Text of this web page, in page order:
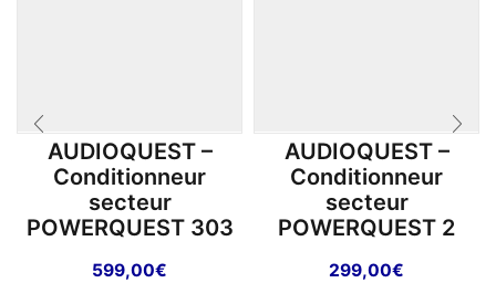
AUDIOQUEST –
Conditionneur
secteur
POWERQUEST 303
599,00€
AUDIOQUEST –
Conditionneur
secteur
POWERQUEST 2
299,00€